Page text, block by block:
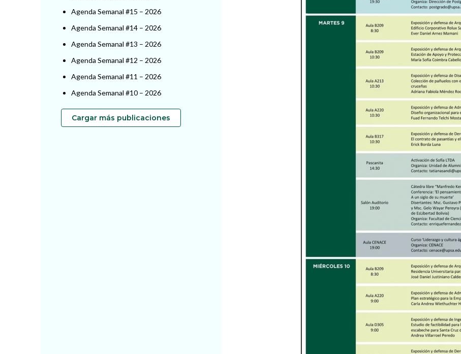
Agenda Semanal #15 – 2026
Agenda Semanal #14 – 2026
Agenda Semanal #13 – 2026
Agenda Semanal #12 – 2026
Agenda Semanal #11 – 2026
Agenda Semanal #10 – 2026
Cargar más publicaciones